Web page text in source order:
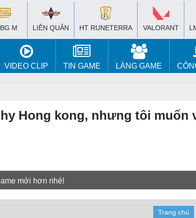
M LIÊN QUÂN HT RUNETERRA VALORANT
VIDEO CLIP TIN GAME LÀNG GAME
Hong kong, nhưng tôi muốn
mới hơn nhé!
Trang chủ